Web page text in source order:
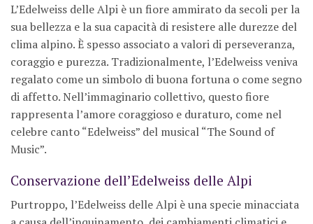
L’Edelweiss delle Alpi è un fiore ammirato da secoli per la
sua bellezza e la sua capacità di resistere alle durezze del
clima alpino. È spesso associato a valori di perseveranza,
coraggio e purezza. Tradizionalmente, l’Edelweiss veniva
regalato come un simbolo di buona fortuna o come segno
di affetto. Nell’immaginario collettivo, questo fiore
rappresenta l’amore coraggioso e duraturo, come nel
celebre canto “Edelweiss” del musical “The Sound of
Music”.
Conservazione dell’Edelweiss delle Alpi
Purtroppo, l’Edelweiss delle Alpi è una specie minacciata